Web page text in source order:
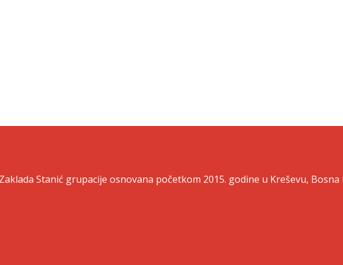
Stanić grupacije osnovana početkom 2015. godine u Kreševu, Bosna